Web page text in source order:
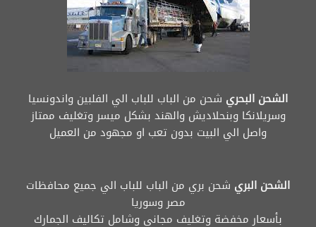
الشحن البحري شحن من الباب للباب الي الفلبين واندونسيا
وسريلانكا وبنحلاديش والهند بشكل ميسر وتغليف ممتاز
واصل الي البيت بدون تعب او مجهود من العميل
الشحن البري شحن بري من الباب للباب الي جميع محافظات
مصر وسوريا
بأسعار مخفضة وتغليف مجاني وشامل تكاليف الجمارك